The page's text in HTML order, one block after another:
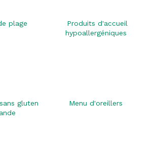
plage
Produits d'accueil
hypoallergéniques
gluten
Menu d'oreillers